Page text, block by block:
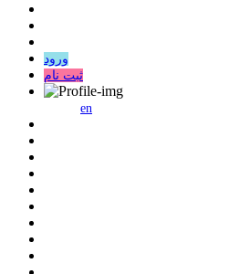
ورود
ثبت نام
en